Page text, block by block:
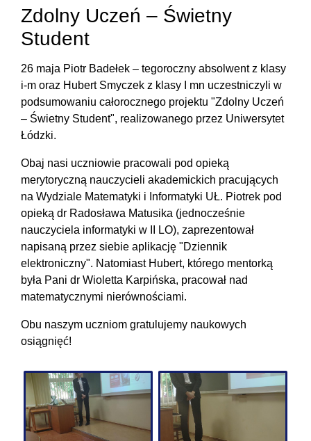
Zdolny Uczeń – Świetny
Student
26 maja Piotr Badełek – tegoroczny absolwent z klasy
i-m oraz Hubert Smyczek z klasy I mn uczestniczyli w
podsumowaniu całorocznego projektu "Zdolny Uczeń
– Świetny Student", realizowanego przez Uniwersytet
Łódzki.
Obaj nasi uczniowie pracowali pod opieką
merytoryczną nauczycieli akademickich pracujących
na Wydziale Matematyki i Informatyki UŁ. Piotrek pod
opieką dr Radosława Matusika (jednocześnie
nauczyciela informatyki w II LO), zaprezentował
napisaną przez siebie aplikację "Dziennik
elektroniczny". Natomiast Hubert, którego mentorką
była Pani dr Wioletta Karpińska, pracował nad
matematycznymi nierównościami.
Obu naszym uczniom gratulujemy naukowych
osiągnięć!